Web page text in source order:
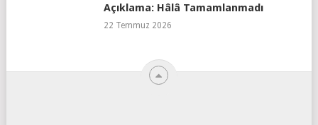
Açıklama: Hâlâ Tamamlanmadı
22 Temmuz 2026